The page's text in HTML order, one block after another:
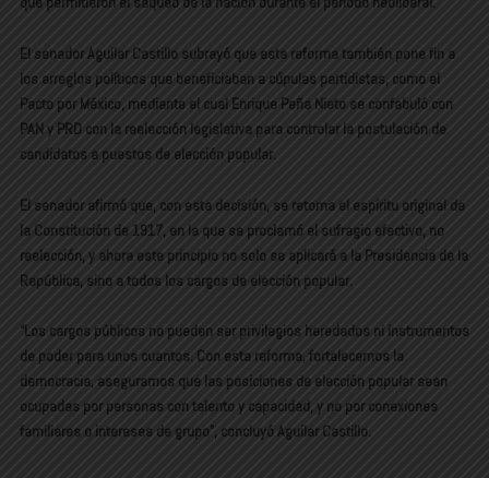
El senador Aguilar Castillo subrayó que esta reforma también pone fin a
los arreglos políticos que beneficiaban a cúpulas partidistas, como el
Pacto por México, mediante el cual Enrique Peña Nieto se confabuló con
PAN y PRD con la reelección legislativa para controlar la postulación de
candidatos a puestos de elección popular.
El senador afirmó que, con esta decisión, se retoma el espíritu original de
la Constitución de 1917, en la que se proclamó el sufragio efectivo, no
reelección, y ahora este principio no solo se aplicará a la Presidencia de la
República, sino a todos los cargos de elección popular.
“Los cargos públicos no pueden ser privilegios heredados ni instrumentos
de poder para unos cuantos. Con esta reforma, fortalecemos la
democracia, aseguramos que las posiciones de elección popular sean
ocupadas por personas con talento y capacidad, y no por conexiones
familiares o intereses de grupo”, concluyó Aguilar Castillo.